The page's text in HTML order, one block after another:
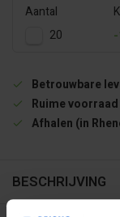
Aantal
20
Betrouwbare
Ruime
Afhalen (in
BESCHRIJVING